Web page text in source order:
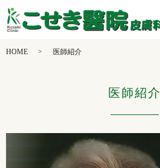
HOME 医師紹介
医師紹介